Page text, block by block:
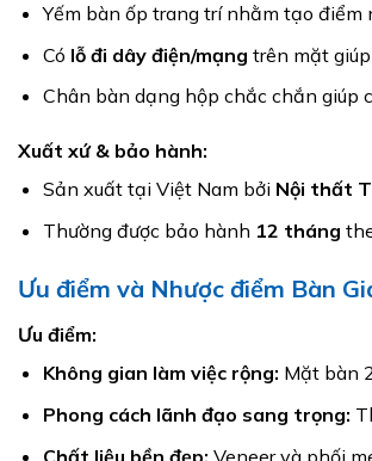
Yếm bàn ốp trang trí nhằm tạo
Có lỗ đi dây điện/mạng trên mặt
Chân bàn dạng hộp chắc chắn giúp
Xuất xứ & bảo hành:
Sản xuất tại Việt Nam bởi Nội thất
Thường được bảo hành 12 tháng
Ưu điểm và Nhược điểm Bàn
Ưu điểm:
Không gian làm việc rộng: Mặt bàn
Phong cách lãnh đạo sang trọng:
Chất liệu bền đẹp: Veneer và phối